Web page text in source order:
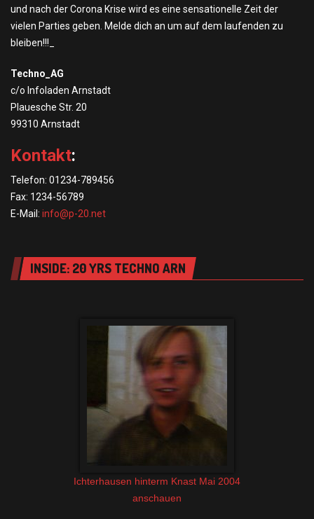
und nach der Corona Krise wird es eine sensationelle Zeit der
vielen Parties geben. Melde dich an um auf dem laufenden zu
bleiben!!!_
Techno_AG
c/o Infoladen Arnstadt
Plauesche Str. 20
99310 Arnstadt
Kontakt:
Telefon: 01234-789456
Fax: 1234-56789
E-Mail: info@p-20.net
INSIDE: 20 YRS TECHNO ARN
Ichterhausen hinterm Knast Mai 2004
anschauen